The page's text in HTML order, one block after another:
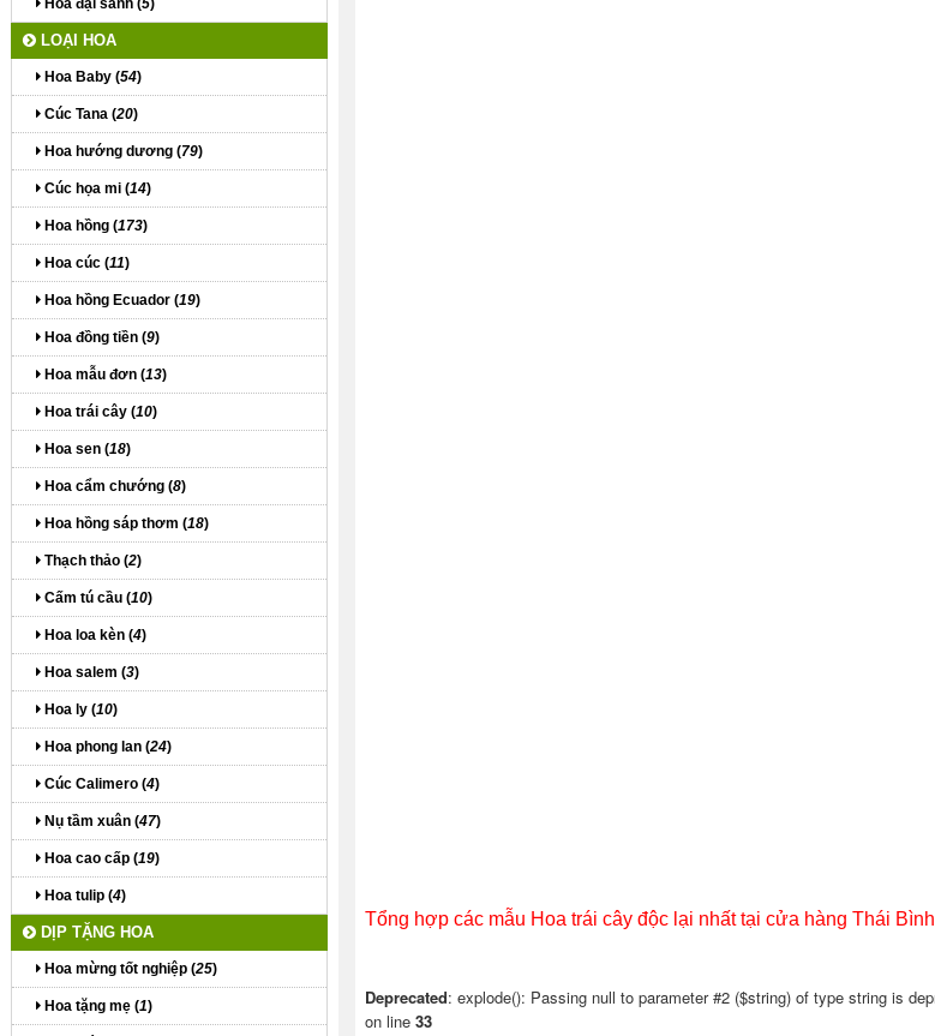
Tổng hợp các mẫu Hoa trái cây độc lại nhất tại cửa hàng Thái Bình
Hoa đại sảnh (5)
LOẠI HOA
Hoa Baby (54)
Cúc Tana (20)
Hoa hướng dương (79)
Cúc họa mi (14)
Hoa hồng (173)
Hoa cúc (11)
Hoa hồng Ecuador (19)
Hoa đồng tiền (9)
Hoa mẫu đơn (13)
Hoa trái cây (10)
Hoa sen (18)
Hoa cẩm chướng (8)
Hoa hồng sáp thơm (18)
Thạch thảo (2)
Cấm tú cầu (10)
Hoa loa kèn (4)
Hoa salem (3)
Hoa ly (10)
Hoa phong lan (24)
Cúc Calimero (4)
Nụ tầm xuân (47)
Hoa cao cấp (19)
Hoa tulip (4)
DỊP TẶNG HOA
Hoa mừng tốt nghiệp (25)
Hoa tặng mẹ (1)